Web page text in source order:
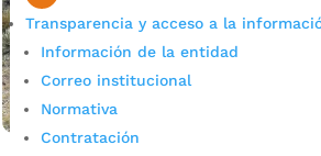
Transparencia y acceso a la
Información de la entidad
Correo institucional
Normativa
Contratación